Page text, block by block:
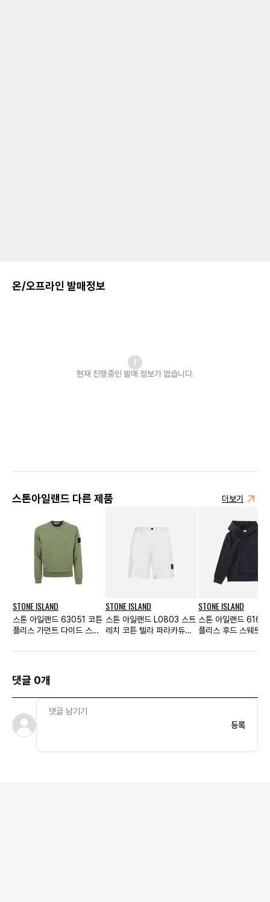
온/오프라인 발매정보
현재 진행중인 발매 정보가 없습니다.
스톤아일랜드 다른 제품 더보기
STONE ISLAND
스톤 아일랜드 63051 코튼
플리스 가먼트 다이드 스웨
STONE ISLAND
스톤 아일랜드 L0803 스트
레치 코튼 텔라 파라카듀트
쇼츠 화이트 - 22SS
STONE ISLAND
스톤 아일랜드
플리스 후드 스웨트
댓글 0개
등록